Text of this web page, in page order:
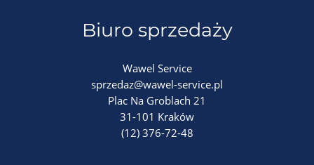
Biuro sprzedaży
Wawel Service
sprzedaz@wawel-service.pl
Plac Na Groblach 21
31-101 Kraków
(12) 376-72-48